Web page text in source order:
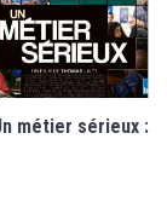
métier sérieux :